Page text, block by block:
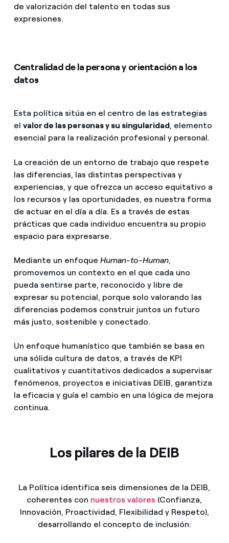
de valorización del talento en todas sus
expresiones.
Centralidad de la persona y orientación a los
datos
Esta política sitúa en el centro de las estrategias
el valor de las personas y su singularidad, elemento
esencial para la realización profesional y personal.
La creación de un entorno de trabajo que respete
las diferencias, las distintas perspectivas y
experiencias, y que ofrezca un acceso equitativo a
los recursos y las oportunidades, es nuestra forma
de actuar en el día a día. Es a través de estas
prácticas que cada individuo encuentra su propio
espacio para expresarse.
Mediante un enfoque Human-to-Human,
promovemos un contexto en el que cada uno
pueda sentirse parte, reconocido y libre de
expresar su potencial, porque solo valorando las
diferencias podemos construir juntos un futuro
más justo, sostenible y conectado.
Un enfoque humanístico que también se basa en
una sólida cultura de datos, a través de KPI
cualitativos y cuantitativos dedicados a supervisar
fenómenos, proyectos e iniciativas DEIB, garantiza
la eficacia y guía el cambio en una lógica de mejora
continua.
Los pilares de la DEIB
La Política identifica seis dimensiones de la DEIB,
coherentes con nuestros valores (Confianza,
Innovación, Proactividad, Flexibilidad y Respeto),
desarrollando el concepto de inclusión: